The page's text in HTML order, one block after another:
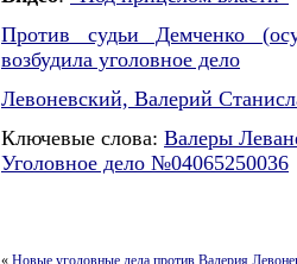
Против судьи Демченко
возбудила уголовное дело
Левоневский, Валерий
Ключевые слова: Валеры
Уголовное дело №04065250036
« Новые уголовные дела против Валерия